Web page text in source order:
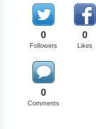
0
Followers
0
Likes
0
Comments